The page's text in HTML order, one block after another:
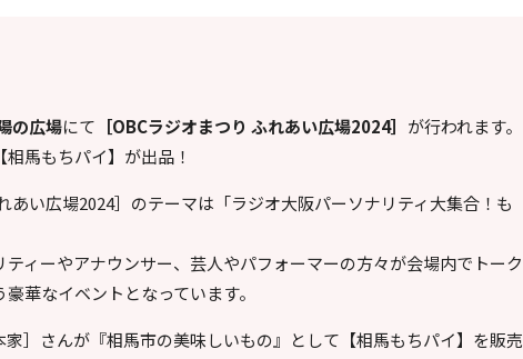
の広場にて ［OBCラジオまつり ふれあい広場2024］ が行われます。
馬もちパイ】が出品！
あい広場2024］のテーマは「ラジオ大阪パーソナリティ大集合！も
ィーやアナウンサー、芸人やパフォーマーの方々が会場内でトーク
華なイベントとなっています。
］さんが『相馬市の美味しいもの』として【相馬もちパイ】を販売